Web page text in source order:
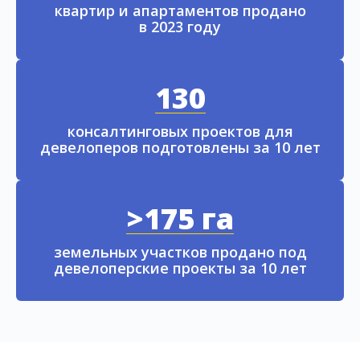
квартир и апартаментов продано
в 2023 году
130
консалтинговых проектов для
девелоперов подготовлены за 10 лет
>175 га
земельных участков продано под
девелоперские проекты за 10 лет